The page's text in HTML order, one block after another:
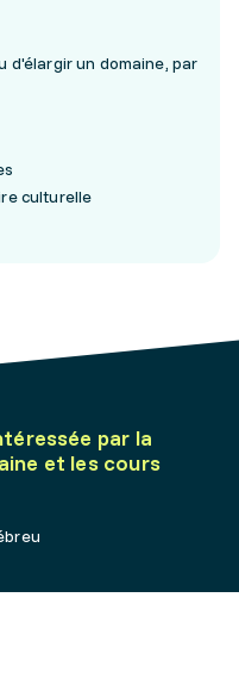
d'élargir un domaine, par
culturelle
par la
et les cours